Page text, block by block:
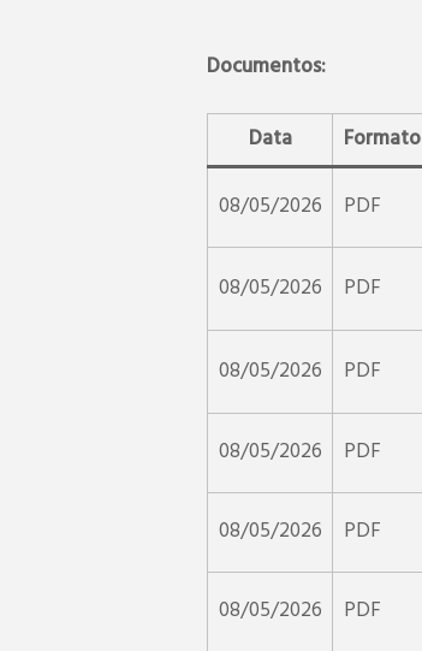
Documentos:
Data Formato
08/05/2026 PDF
08/05/2026 PDF
08/05/2026 PDF
08/05/2026
PDF
08/05/2026 PDF
08/05/2026 PDF